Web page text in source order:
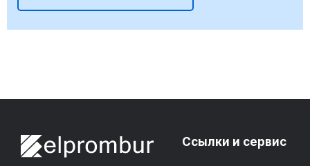
Ссылки и сервис